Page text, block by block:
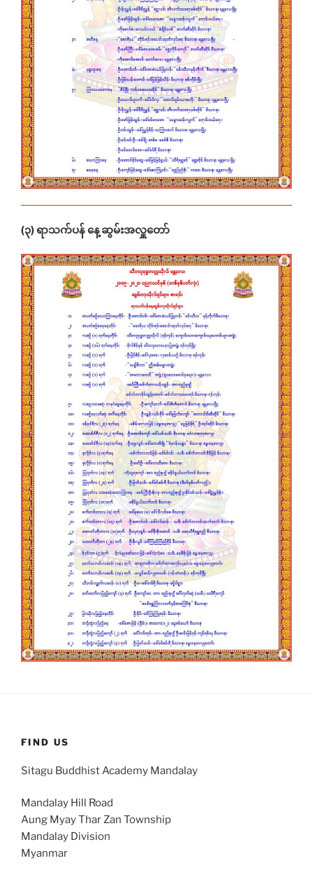
(၃) ရာသက်ပန် နေ့ဆွမ်းအလှူတော်
FIND US
Sitagu Buddhist Academy Mandalay
Mandalay Hill Road
Aung Myay Thar Zan Township
Mandalay Division
Myanmar